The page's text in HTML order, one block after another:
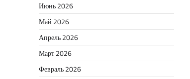
Июнь 2026
Май 2026
Апрель 2026
Март 2026
Февраль 2026